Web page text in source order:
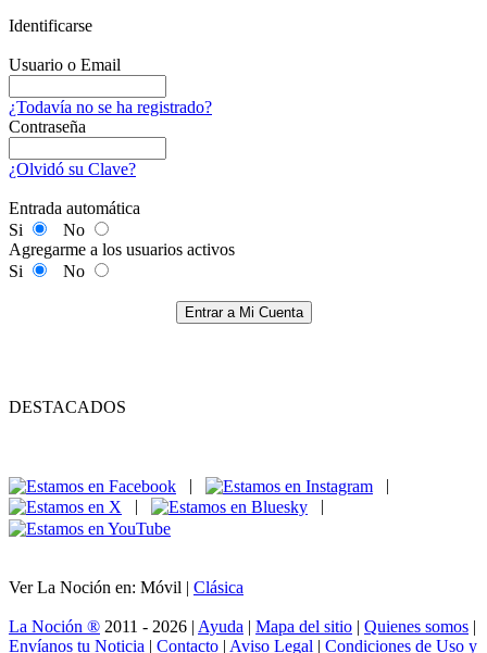
Identificarse
Usuario o Email
¿Todavía no se ha registrado?
Contraseña
¿Olvidó su Clave?
Entrada automática
Si
No
Agregarme a los usuarios activos
Si
No
Entrar a Mi Cuenta
DESTACADOS
|
|
|
|
Ver La Noción en: Móvil | Clásica
La Noción ® 2011 - 2026 | Ayuda | Mapa del sitio | Quienes somos |
Envíanos tu Noticia | Contacto | Aviso Legal | Condiciones de Uso y